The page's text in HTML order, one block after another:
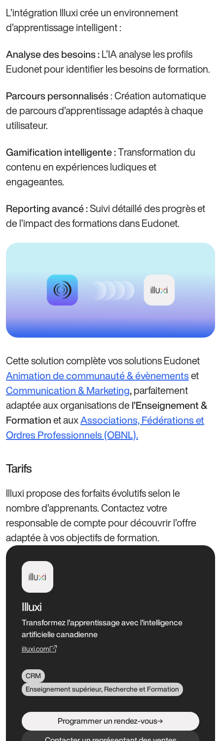
Illuxi
Transformez l'apprentissage avec l'intelligence
artificielle canadienne
illuxi.com
CRM
Enseignement supérieur, Recherche et Formation
Programmer un rendez-vous
L’intégration Illuxi crée un environnement
d’apprentissage intelligent :
Analyse des besoins : L’IA analyse les profils
Eudonet pour identifier les besoins de formation.
Parcours personnalisés: Création automatique
de parcours d’apprentissage adaptés à chaque
utilisateur.
Gamification intelligente :Transformation du
contenu en expériences ludiques et
engageantes.
Reporting avancé :Suivi détaillé des progrès et
de l’impact des formations dans Eudonet.
Cette solution complète vos solutions Eudonet
Animation de communauté & évènementset
Communication & Marketing, parfaitement
adaptée aux organisations de l’Enseignement &
Formation et auxAssociations, Fédérations et
Ordres Professionnels (OBNL).
Tarifs
Illuxi propose des forfaits évolutifs selon le
nombre d’apprenants. Contactez votre
responsable de compte pour découvrir l’offre
adaptée à vos objectifs de formation.